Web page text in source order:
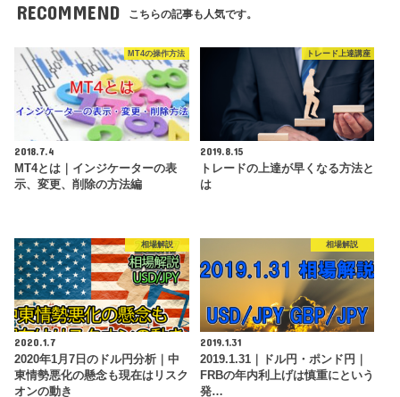
RECOMMEND こちらの記事も人気です。
MT4の操作方法
2018.7.4
MT4とは｜インジケーターの表
示、変更、削除の方法編
トレード上達講座
2019.8.15
トレードの上達が早くなる方法と
は
相場解説
2020.1.7
2020年1月7日のドル円分析｜中
東情勢悪化の懸念も現在はリスク
オンの動き
相場解説
2019.1.31
2019.1.31｜ドル円・ポンド円｜
FRBの年内利上げは慎重にという
発…